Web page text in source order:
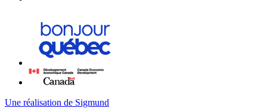
Une réalisation de Sigmund